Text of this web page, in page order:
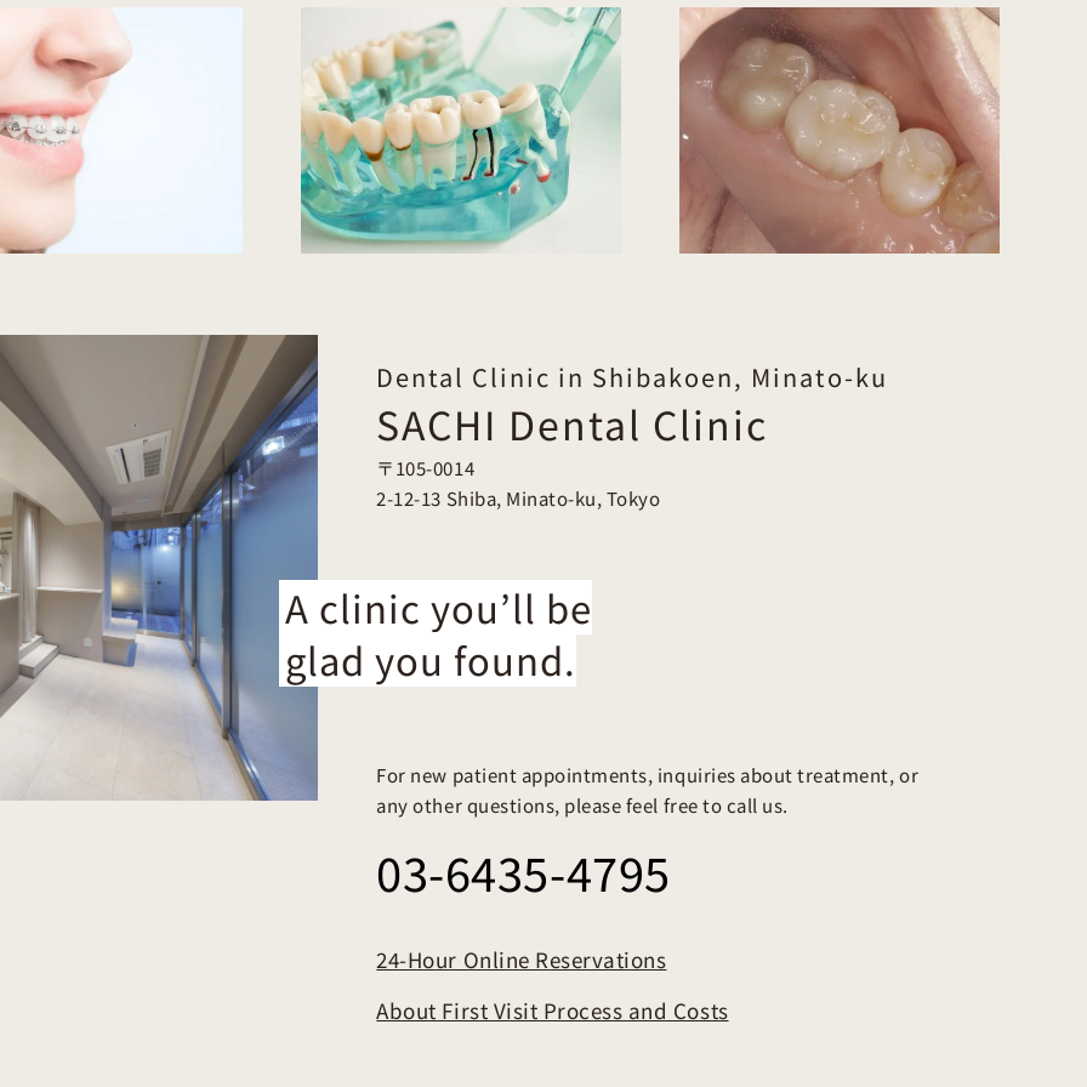
“A Tooth I Thought Was
Treated Has A Cavity
Again?” Causes And
Prevention Of Secondary
Have Your Old Silver
Fillings Stopped Fitting
Properly Without You
Noticing?
Is Daily Brushing Not
Enough? Why Professional
Dental Cleaning
(PMTC/Airflow) Is
Necessary
Dental Clinic in Shibakoen, Minato-ku
SACHI Dental Clinic
〒105-0014
2-12-13 Shiba, Minato-ku, Tokyo
A clinic you’ll be
glad you found.
For new patient appointments, inquiries about treatment, or
any other questions, please feel free to call us.
03-6435-4795
24-Hour Online Reservations
About First Visit Process and Costs